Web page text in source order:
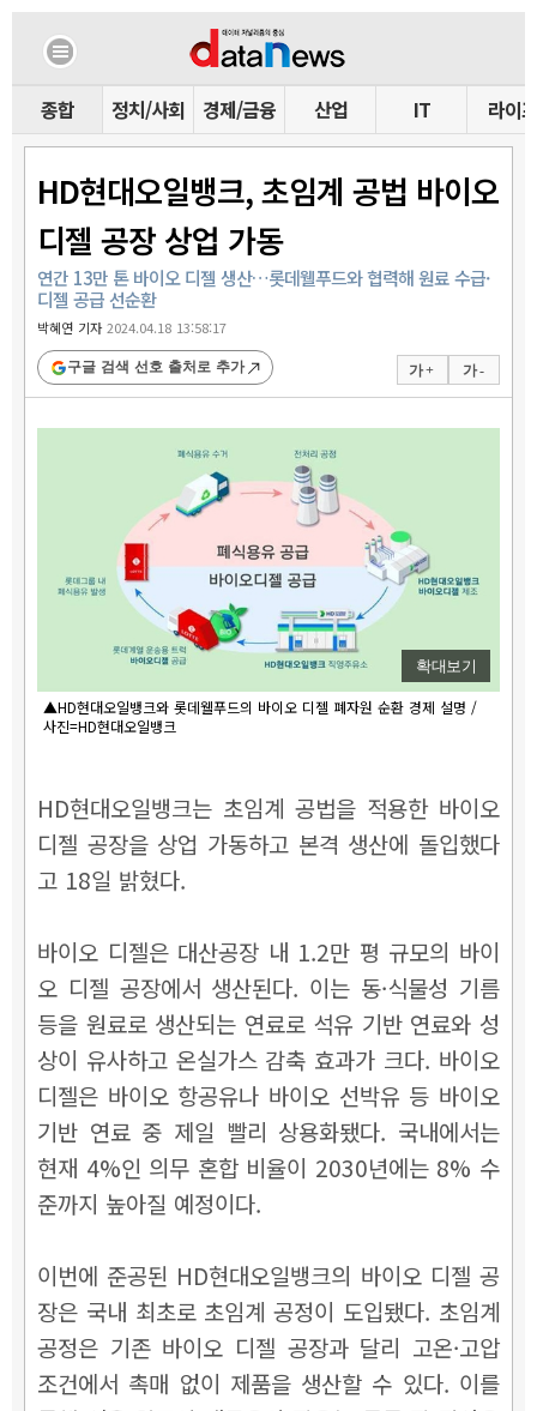
종합 정치/사회 경제/금융 산업 IT 라이프
HD현대오일뱅크, 초임계 공법 바이오
디젤 공장 상업 가동
연간 13만 톤 바이오 디젤 생산…롯데웰푸드와 협력해 원료 수급·
디젤 공급 선순환
박혜연 기자2024.04.18 13:58:17
가 + 가 -
구글 검색 선호 출처로 추가
확대보기
▲HD현대오일뱅크와 롯데웰푸드의 바이오 디젤 폐자원 순환 경제 설명 /
사진=HD현대오일뱅크
HD현대오일뱅크는 초임계 공법을 적용한 바이오
디젤 공장을 상업 가동하고 본격 생산에 돌입했다
고 18일 밝혔다.
바이오 디젤은 대산공장 내 1.2만 평 규모의 바이
오 디젤 공장에서 생산된다. 이는 동·식물성 기름
등을 원료로 생산되는 연료로 석유 기반 연료와 성
상이 유사하고 온실가스 감축 효과가 크다. 바이오
디젤은 바이오 항공유나 바이오 선박유 등 바이오
기반 연료 중 제일 빨리 상용화됐다. 국내에서는
현재 4%인 의무 혼합 비율이 2030년에는 8% 수
준까지 높아질 예정이다.
이번에 준공된 HD현대오일뱅크의 바이오 디젤 공
장은 국내 최초로 초임계 공정이 도입됐다. 초임계
공정은 기존 바이오 디젤 공장과 달리 고온·고압
조건에서 촉매 없이 제품을 생산할 수 있다. 이를